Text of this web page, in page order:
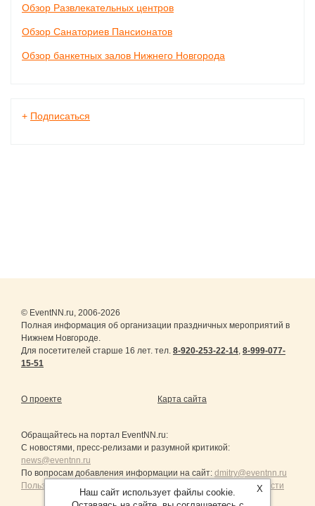
Обзор Развлекательных центров
Обзор Санаториев Пансионатов
Обзор банкетных залов Нижнего Новгорода
+ Подписаться
© EventNN.ru, 2006-2026
Полная информация об организации праздничных мероприятий в
Нижнем Новгороде.
Для посетителей старше 16 лет. тел. 8-920-253-22-14, 8-999-077-
15-51
О проекте Карта сайта
Обращайтесь на портал EventNN.ru:
С новостями, пресс-релизами и разумной критикой:
news@eventnn.ru
По вопросам добавления информации на сайт: dmitry@eventnn.ru
Пользовательское Соглашение и политика конфиденциальности
X
Наш сайт использует файлы cookie.